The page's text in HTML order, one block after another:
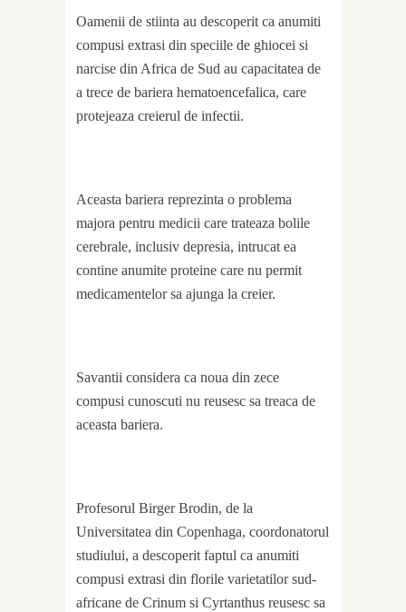
Oamenii de stiinta au descoperit ca anumiti
compusi extrasi din speciile de ghiocei si
narcise din Africa de Sud au capacitatea de
a trece de bariera hematoencefalica, care
protejeaza creierul de infectii.
Aceasta bariera reprezinta o problema
majora pentru medicii care trateaza bolile
cerebrale, inclusiv depresia, intrucat ea
contine anumite proteine care nu permit
medicamentelor sa ajunga la creier.
Savantii considera ca noua din zece
compusi cunoscuti nu reusesc sa treaca de
aceasta bariera.
Profesorul Birger Brodin, de la
Universitatea din Copenhaga, coordonatorul
studiului, a descoperit faptul ca anumiti
compusi extrasi din florile varietatilor sud-
africane de Crinum si Cyrtanthus reusesc sa